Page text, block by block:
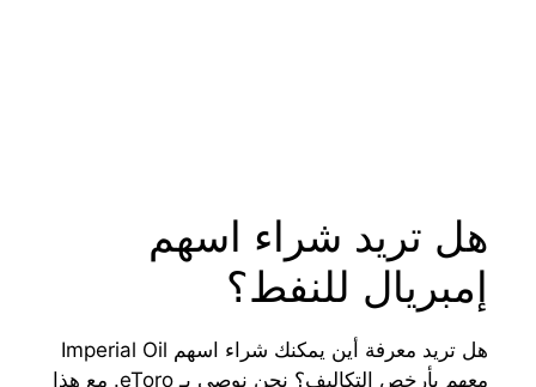
هل تريد شراء اسهم
إمبريال للنفط؟
هل تريد معرفة أين يمكنك شراء اسهم Imperial Oil
معهم بأرخص التكاليف؟ نحن نوصي بـ eToro. مع هذا